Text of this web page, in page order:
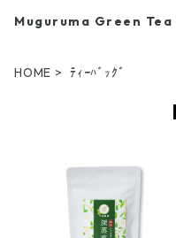
Muguruma Green
HOME ﾃｨｰﾊﾞｯｸﾞ